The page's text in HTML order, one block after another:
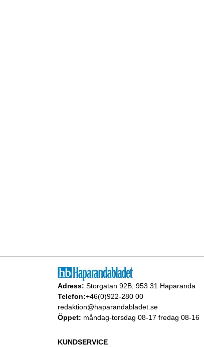
Adress: Storgatan 92B, 953 31 Haparanda
Telefon:+46(0)922-280 00
redaktion@haparandabladet.se
Öppet: måndag-torsdag 08-17 fredag 08-16
KUNDSERVICE